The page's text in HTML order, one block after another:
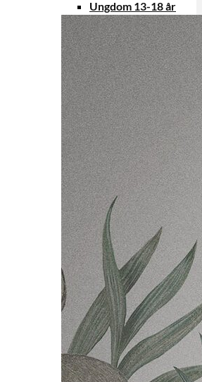
Ungdom 13-18 år